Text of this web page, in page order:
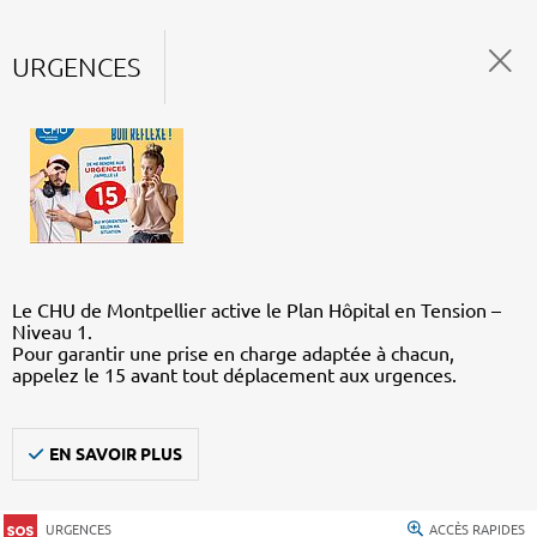
URGENCES
Le CHU de Montpellier active le Plan Hôpital en Tension –
Niveau 1.
Pour garantir une prise en charge adaptée à chacun,
appelez le 15 avant tout déplacement aux urgences.
EN SAVOIR PLUS
URGENCES ACCÈS RAPIDES